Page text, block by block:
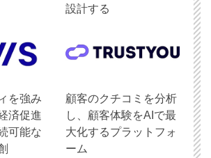
設計する
を強み
済促進
可能な
顧客のクチコミを分析
し、顧客体験をAIで最
大化するプラットフォ
ーム